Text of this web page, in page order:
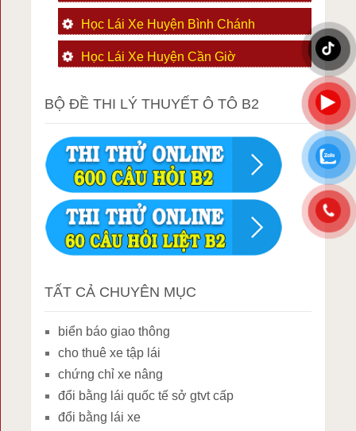
Học Lái Xe Huyện Bình Chánh
Học Lái Xe Huyện Cần Giờ
BỘ ĐỀ THI LÝ THUYẾT Ô TÔ B2
TẤT CẢ CHUYÊN MỤC
biển báo giao thông
cho thuê xe tập lái
chứng chỉ xe nâng
đổi bằng lái quốc tế sở gtvt cấp
đổi bằng lái xe